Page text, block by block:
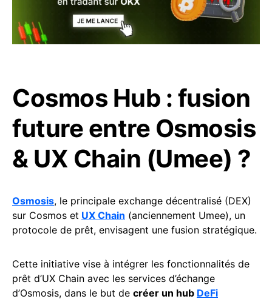
Cosmos Hub : fusion
future entre Osmosis
& UX Chain (Umee) ?
Osmosis, le principale exchange décentralisé (DEX)
sur Cosmos et UX Chain (anciennement Umee), un
protocole de prêt, envisagent une fusion stratégique.
Cette initiative vise à intégrer les fonctionnalités de
prêt d’UX Chain avec les services d’échange
d’Osmosis, dans le but de créer un hub DeFi